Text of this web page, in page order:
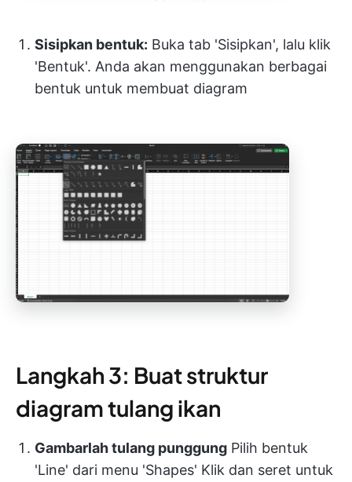
Sisipkan bentuk: Buka tab 'Sisipkan', lalu klik
'Bentuk'. Anda akan menggunakan berbagai
bentuk untuk membuat diagram
Langkah 3: Buat struktur
diagram tulang ikan
Gambarlah tulang punggung Pilih bentuk
'Line' dari menu 'Shapes' Klik dan seret untuk